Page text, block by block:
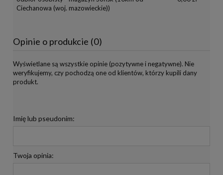
Ciechanowa (woj. mazowieckie))
Opinie o produkcie (0)
Wyświetlane są wszystkie opinie (pozytywne i negatywne). Nie
weryfikujemy, czy pochodzą one od klientów, którzy kupili dany
produkt.
Imię lub pseudonim:
Twoja opinia: